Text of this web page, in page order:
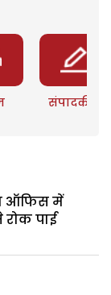
संपादकीय
ऑफिस में
पाई